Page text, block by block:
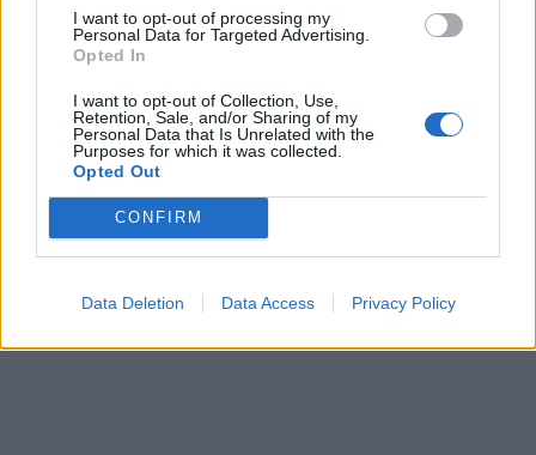
I want to opt-out of processing my
Personal Data for Targeted Advertising.
Opted In
I want to opt-out of Collection, Use,
Retention, Sale, and/or Sharing of my
Personal Data that Is Unrelated with the
Purposes for which it was collected.
Opted Out
CONFIRM
Data Deletion Data Access Privacy Policy
Sveikata
Kokia arbata gali padėti
nuo galvos skausmo?
Sveikata
tapti pavojingais spąstais:
apgaulingas